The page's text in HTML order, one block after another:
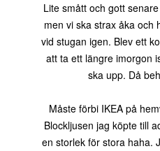
Lite smått och gott
men vi ska strax åka och
vid stugan igen. Blev ett
att ta ett längre imorgon
ska upp. Då
Måste förbi IKEA på
Blockljusen jag köpte till
en storlek för stora haha.